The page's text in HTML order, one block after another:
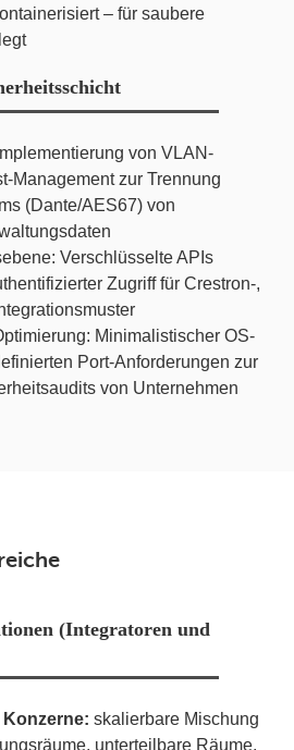
– für saubere
von VLAN-
Management zur Trennung
(Dante/AES67) von
Verschlüsselte APIs
Zugriff für Crestron-,
Minimalistischer OS-
Port-Anforderungen zur
von Unternehmen
(Integratoren und
skalierbare Mischung
unterteilbare Räume,